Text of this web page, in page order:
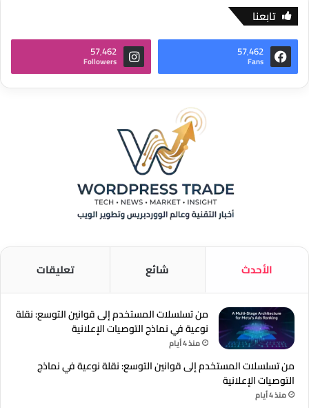
تابعنا
57٬462
Fans
57٬462
Followers
الأحدث شائع تعليقات
من تسلسلات المستخدم إلى قوانين التوسع: نقلة
نوعية في نماذج التوصيات الإعلانية
منذ 4 أيام
من تسلسلات المستخدم إلى قوانين التوسع: نقلة نوعية في نماذج
التوصيات الإعلانية
منذ 4 أيام